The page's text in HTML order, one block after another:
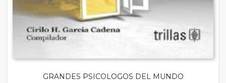
GRANDES PSICOLOGOS DEL MUNDO